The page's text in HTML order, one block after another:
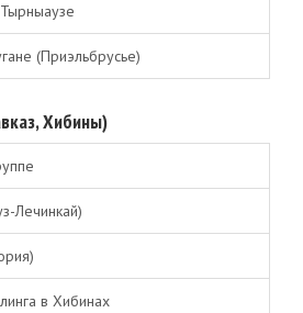
(Приэльбрусье)
Хибины)
Лечинкай)
в Хибинах